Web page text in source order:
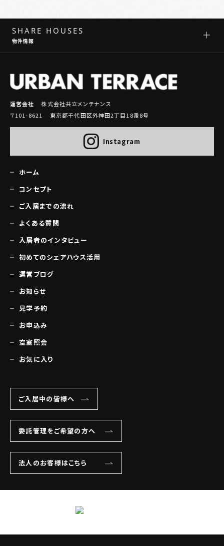
SHARE HOUSES
物件情報
運営会社
株式会社共立メンテナンス
〒101-8621 東京都千代田区外神田2丁目18番8号
Instagram
ホーム
コンセプト
ご入居までの流れ
よくある質問
入居者のインタビュー
初めてのシェアハウス活用
運営ブログ
お知らせ
見学予約
お申込み
空室照会
お気に入り
ご入居中の皆様へ
委託管理をご希望の方へ
法人のお客様はこちら